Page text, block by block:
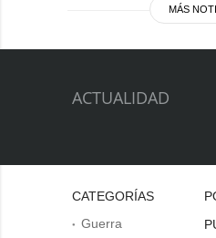
MÁS
ACTUALIDAD
CATEGORÍAS
Guerra